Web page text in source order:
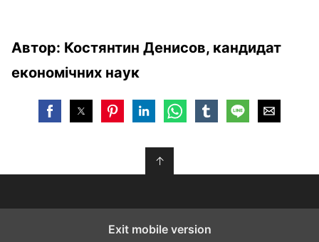
Автор: Костянтин Денисов, кандидат
економічних наук
↑
Exit mobile version